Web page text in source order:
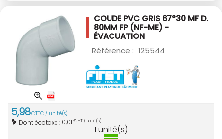
COUDE PVC GRIS 67°30 MF D.
80MM FP (NF-ME) -
ÉVACUATION
Référence : 125544
5,98€TTC / unité(s)
Dont écotaxe : 0,01 € HT / unité(s)
1 unité(s)